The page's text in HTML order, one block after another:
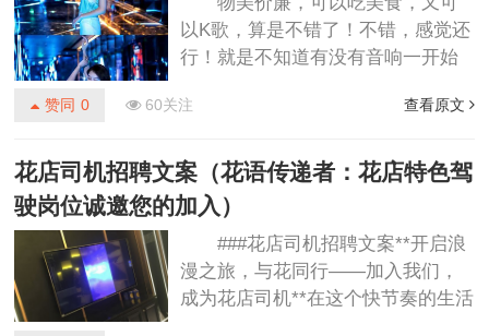
务太度好，音响也很好上海生意好
的酒吧招聘酒水销售员,是否需要轮
班或者加班？......
以K歌，算是不错了！不错，感觉还
行！就是不知道有没有音响一开始
们可以先让别人唱几首，后面会好
包厢气氛租,工作好做吗？
......
赞同 0 60关注 查看原文
花店司机招聘文案（花语传递者：花店特色驾
驶岗位诚邀您的加入）
###花店司机招聘文案**开启浪
漫之旅，与花同行——加入我们，
成为花店司机**在这个快节奏的生活